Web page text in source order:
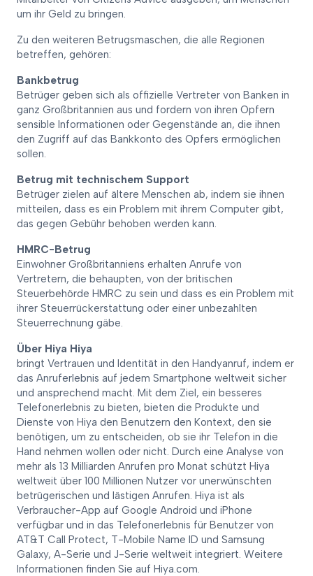
um ihr Geld zu bringen.
Zu den weiteren Betrugsmaschen, die alle Regionen
betreffen, gehören:
Bankbetrug
Betrüger geben sich als offizielle Vertreter von Banken in
ganz Großbritannien aus und fordern von ihren Opfern
sensible Informationen oder Gegenstände an, die ihnen
den Zugriff auf das Bankkonto des Opfers ermöglichen
sollen.
Betrug mit technischem Support
Betrüger zielen auf ältere Menschen ab, indem sie ihnen
mitteilen, dass es ein Problem mit ihrem Computer gibt,
das gegen Gebühr behoben werden kann.
HMRC-Betrug
Einwohner Großbritanniens erhalten Anrufe von
Vertretern, die behaupten, von der britischen
Steuerbehörde HMRC zu sein und dass es ein Problem mit
ihrer Steuerrückerstattung oder einer unbezahlten
Steuerrechnung gäbe.
Über Hiya Hiya
bringt Vertrauen und Identität in den Handyanruf, indem er
das Anruferlebnis auf jedem Smartphone weltweit sicher
und ansprechend macht. Mit dem Ziel, ein besseres
Telefonerlebnis zu bieten, bieten die Produkte und
Dienste von Hiya den Benutzern den Kontext, den sie
benötigen, um zu entscheiden, ob sie ihr Telefon in die
Hand nehmen wollen oder nicht. Durch eine Analyse von
mehr als 13 Milliarden Anrufen pro Monat schützt Hiya
weltweit über 100 Millionen Nutzer vor unerwünschten
betrügerischen und lästigen Anrufen. Hiya ist als
Verbraucher-App auf Google Android und iPhone
verfügbar und in das Telefonerlebnis für Benutzer von
AT&T Call Protect, T-Mobile Name ID und Samsung
Galaxy, A-Serie und J-Serie weltweit integriert. Weitere
Informationen finden Sie auf Hiya.com.